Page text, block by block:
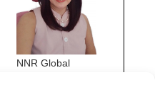
NNR Global